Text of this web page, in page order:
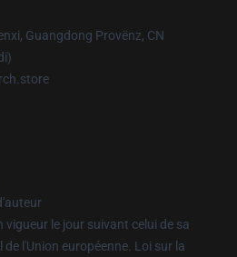
Guangdong Provënz, CN
vigueur le jour suivant celui de sa
l'Union européenne. Loi sur la